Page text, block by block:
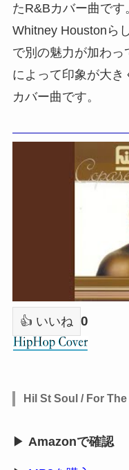
たR&Bカバー曲です
Whitney Houstonら
で別の魅力が加わ
によって印象が大
カバー曲です。
👍 いいね 0
Hil St Soul / For
▶ Amazonで確認